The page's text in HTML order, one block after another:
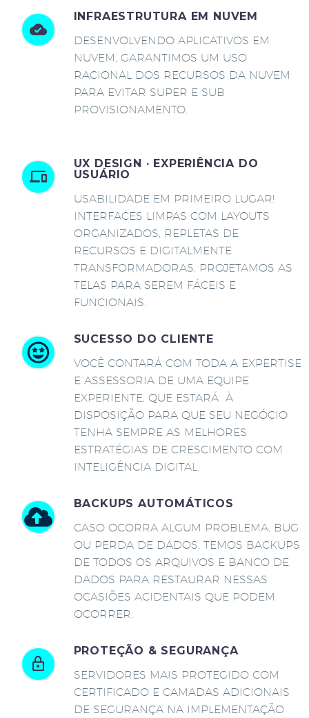
INFRAESTRUTURA EM NUVEM
DESENVOLVENDO APLICATIVOS EM
NUVEM, GARANTIMOS UM USO
RACIONAL DOS RECURSOS DA NUVEM
PARA EVITAR SUPER E SUB
PROVISIONAMENTO.
UX DESIGN · EXPERIÊNCIA DO
USUÁRIO
USABILIDADE EM PRIMEIRO LUGAR!
INTERFACES LIMPAS COM LAYOUTS
ORGANIZADOS, REPLETAS DE
RECURSOS E DIGITALMENTE
TRANSFORMADORAS. PROJETAMOS AS
TELAS PARA SEREM FÁCEIS E
FUNCIONAIS.
SUCESSO DO CLIENTE
VOCÊ CONTARÁ COM TODA A EXPERTISE
E ASSESSORIA DE UMA EQUIPE
EXPERIENTE, QUE ESTARÁ À
DISPOSIÇÃO PARA QUE SEU NEGÓCIO
TENHA SEMPRE AS MELHORES
ESTRATÉGIAS DE CRESCIMENTO COM
INTELIGÊNCIA DIGITAL.
BACKUPS AUTOMÁTICOS
CASO OCORRA ALGUM PROBLEMA, BUG
OU PERDA DE DADOS, TEMOS BACKUPS
DE TODOS OS ARQUIVOS E BANCO DE
DADOS PARA RESTAURAR NESSAS
OCASIÕES ACIDENTAIS QUE PODEM
OCORRER.
PROTEÇÃO & SEGURANÇA
SERVIDORES MAIS PROTEGIDO COM
CERTIFICADO E CAMADAS ADICIONAIS
DE SEGURANÇA NA IMPLEMENTAÇÃO